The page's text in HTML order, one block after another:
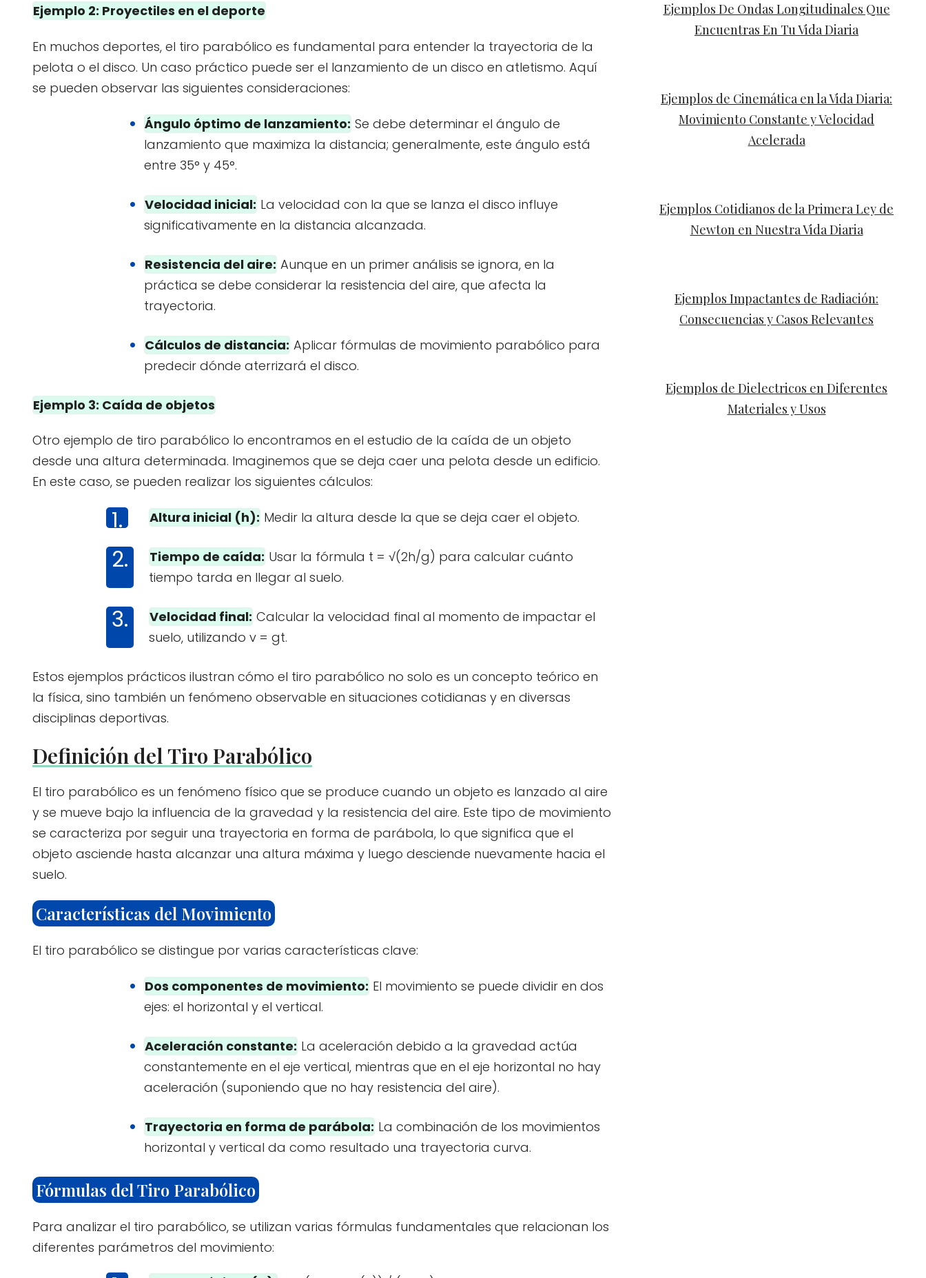
Ejemplo 2: Proyectiles en el deporte
En muchos deportes, el tiro parabólico es fundamental para entender la trayectoria de la
pelota o el disco. Un caso práctico puede ser el lanzamiento de un disco en atletismo. Aquí
se pueden observar las siguientes consideraciones:
Ángulo óptimo de lanzamiento: Se debe determinar el ángulo de
lanzamiento que maximiza la distancia; generalmente, este ángulo está
entre 35° y 45°.
Velocidad inicial: La velocidad con la que se lanza el disco influye
significativamente en la distancia alcanzada.
Resistencia del aire: Aunque en un primer análisis se ignora, en la
práctica se debe considerar la resistencia del aire, que afecta la
trayectoria.
Cálculos de distancia: Aplicar fórmulas de movimiento parabólico para
predecir dónde aterrizará el disco.
Ejemplo 3: Caída de objetos
Otro ejemplo de tiro parabólico lo encontramos en el estudio de la caída de un objeto
desde una altura determinada. Imaginemos que se deja caer una pelota desde un edificio.
En este caso, se pueden realizar los siguientes cálculos:
Altura inicial (h): Medir la altura desde la que se deja caer el objeto.
Tiempo de caída: Usar la fórmula t = √(2h/g) para calcular cuánto
tiempo tarda en llegar al suelo.
Velocidad final: Calcular la velocidad final al momento de impactar el
suelo, utilizando v = gt.
Estos ejemplos prácticos ilustran cómo el tiro parabólico no solo es un concepto teórico en
la física, sino también un fenómeno observable en situaciones cotidianas y en diversas
disciplinas deportivas.
Definición del Tiro Parabólico
El tiro parabólico es un fenómeno físico que se produce cuando un objeto es lanzado al aire
y se mueve bajo la influencia de la gravedad y la resistencia del aire. Este tipo de movimiento
se caracteriza por seguir una trayectoria en forma de parábola, lo que significa que el
objeto asciende hasta alcanzar una altura máxima y luego desciende nuevamente hacia el
suelo.
Características del Movimiento
El tiro parabólico se distingue por varias características clave:
Dos componentes de movimiento: El movimiento se puede dividir en dos
ejes: el horizontal y el vertical.
Aceleración constante: La aceleración debido a la gravedad actúa
constantemente en el eje vertical, mientras que en el eje horizontal no hay
aceleración (suponiendo que no hay resistencia del aire).
Trayectoria en forma de parábola: La combinación de los movimientos
horizontal y vertical da como resultado una trayectoria curva.
Fórmulas del Tiro Parabólico
Para analizar el tiro parabólico, se utilizan varias fórmulas fundamentales que relacionan los
diferentes parámetros del movimiento:
Ejemplos De Ondas Longitudinales Que
Encuentras En Tu Vida Diaria
Ejemplos de Cinemática en la Vida Diaria:
Movimiento Constante y Velocidad
Acelerada
Ejemplos Cotidianos de la Primera Ley de
Newton en Nuestra Vida Diaria
Ejemplos Impactantes de Radiación:
Consecuencias y Casos Relevantes
Ejemplos de Dielectricos en Diferentes
Materiales y Usos